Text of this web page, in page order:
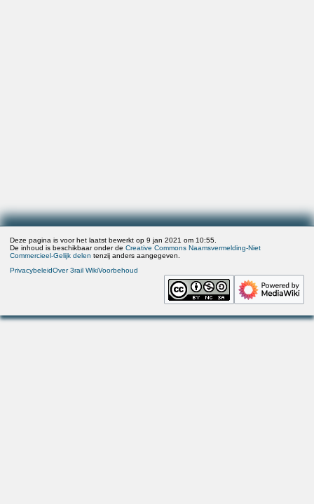
Deze pagina is voor het laatst bewerkt op 9 jan 2021 om 10:55.
De inhoud is beschikbaar onder deCreative Commons Naamsvermelding-Niet
Commercieel-Gelijk delen tenzij anders aangegeven.
PrivacybeleidOver 3rail WikiVoorbehoud